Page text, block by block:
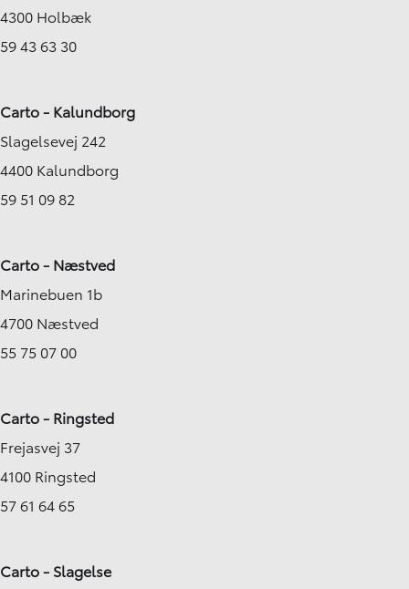
4300 Holbæk
59 43 63 30
Carto - Kalundborg
Slagelsevej 242
4400 Kalundborg
59 51 09 82
Carto - Næstved
Marinebuen 1b
4700 Næstved
55 75 07 00
Carto - Ringsted
Frejasvej 37
4100 Ringsted
57 61 64 65
Carto - Slagelse